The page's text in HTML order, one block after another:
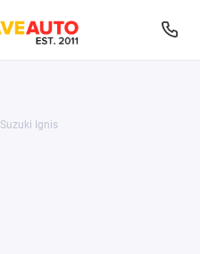
Suzuki Ignis